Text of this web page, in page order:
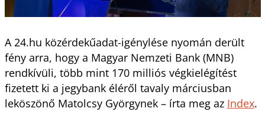
A 24.hu közérdekűadat-igénylése nyomán derült
fény arra, hogy a Magyar Nemzeti Bank (MNB)
rendkívüli, több mint 170 milliós végkielégítést
fizetett ki a jegybank éléről tavaly márciusban
leköszönő Matolcsy Györgynek – írta meg az Index.